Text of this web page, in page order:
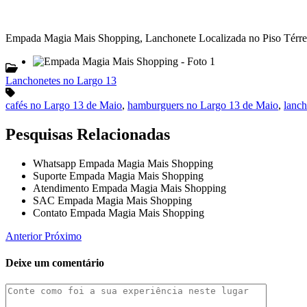
Empada Magia Mais Shopping, Lanchonete Localizada no Piso
Lanchonetes no Largo 13
cafés no Largo 13 de Maio, hamburguers no Largo 13 de Maio,
Pesquisas Relacionadas
Whatsapp Empada Magia Mais Shopping
Suporte Empada Magia Mais Shopping
Atendimento Empada Magia Mais Shopping
SAC Empada Magia Mais Shopping
Contato Empada Magia Mais Shopping
AnteriorPróximo
Deixe um comentário